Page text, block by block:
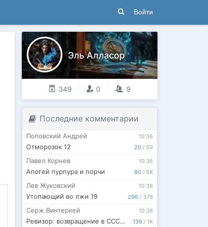
Войти
Эль Алласор
349 0 9
Последние комментарии
20 / 59
10:36
Поповский Андрей
Отморозок 12
80 / 5K
10:36
Павел Корнев
Апогей пурпура и порчи
296 / 376
10:36
Лев Жуковский
Утопающий во лжи 19
136 / 1K
10:36
Серж Винтеркей
Ревизор: возвращение в СССР 62